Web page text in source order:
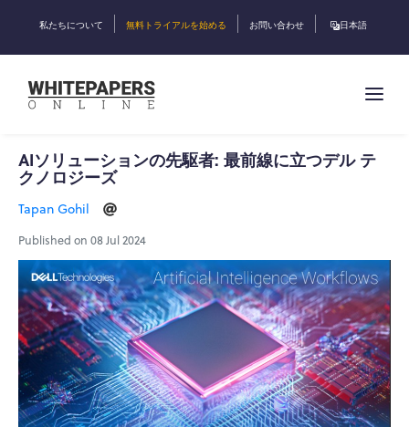
私たちについて 無料トライアルを始める お問い合わせ 日本語
AIソリューションの先駆者: 最前線に立つデル テ
クノロジーズ
Tapan Gohil
Published on 08 Jul 2024